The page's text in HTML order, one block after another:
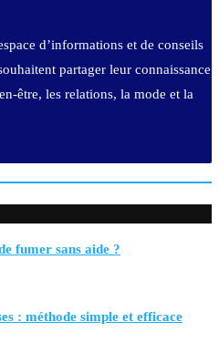
d’informations et de conseils
partager leur connaissance
être, les relations, la mode et la
fumer sans aide ?
: méthode simple et efficace